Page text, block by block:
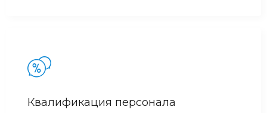
Квалификация персонала